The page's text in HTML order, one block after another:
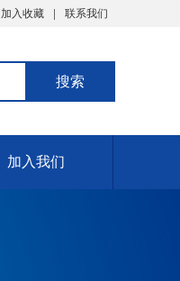
加入收藏 联系我们
加入我们